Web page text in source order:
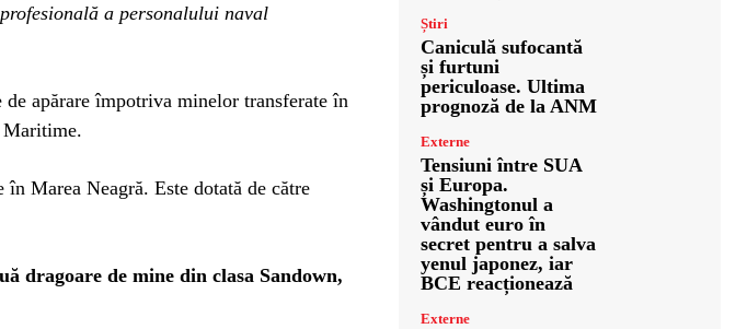
a personalului naval
apărare împotriva minelor transferate în
Marea Neagră. Este dotată de către
dragoare de mine din clasa Sandown,
Știri
Caniculă sufocantă
și furtuni
periculoase. Ultima
prognoză de la ANM
Externe
Tensiuni între SUA
și Europa.
Washingtonul a
vândut euro în
secret pentru a salva
yenul japonez, iar
BCE reacționează
Externe